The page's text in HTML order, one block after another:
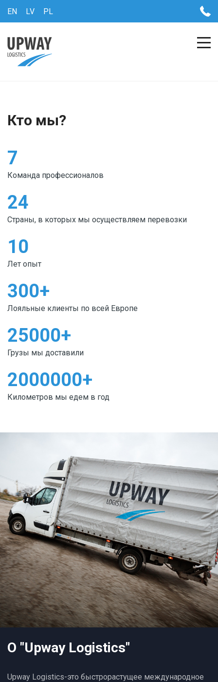
EN LV PL
Кто мы?
7
Команда профессионалов
24
Страны, в которых мы осуществляем перевозки
10
Лет опыт
300+
Лояльные клиенты по всей Европе
25000+
Грузы мы доставили
2000000+
Километров мы едем в год
О "Upway Logistics"
Upway Logistics-это быстрорастущее международное